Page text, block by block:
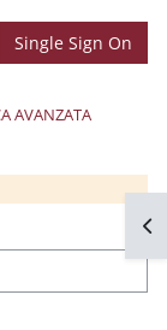
Single Sign On
AVANZATA